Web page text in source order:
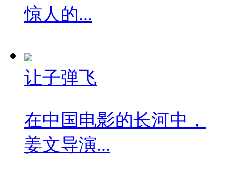
惊人的...
让子弹飞
在中国电影的长河中，
姜文导演...